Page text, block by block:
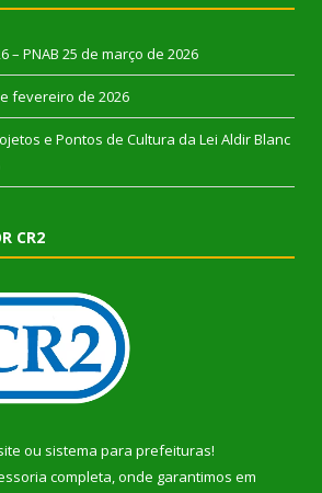
– PNAB 25 de março de 2026
fevereiro de 2026
e Pontos de Cultura da Lei Aldir Blanc
CR2
ou sistema para prefeituras!
completa, onde garantimos em